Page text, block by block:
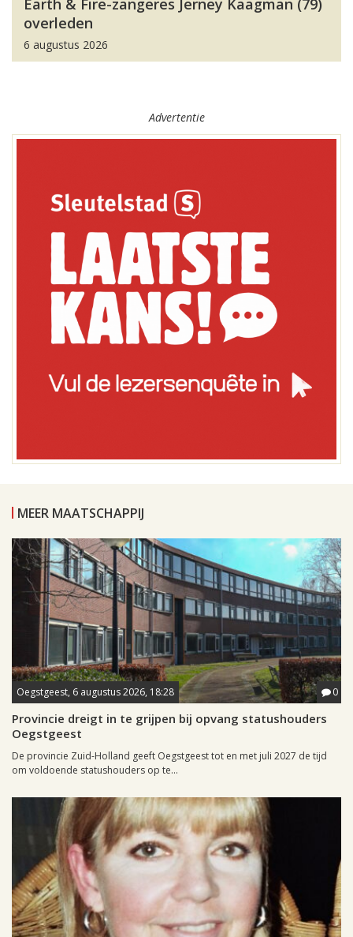
Earth & Fire-zangeres Jerney Kaagman (79)
overleden
6 augustus 2026
Advertentie
MEER MAATSCHAPPIJ
Oegstgeest, 6 augustus 2026, 18:28 0
Provincie dreigt in te grijpen bij opvang statushouders
Oegstgeest
De provincie Zuid-Holland geeft Oegstgeest tot en met juli 2027 de tijd
om voldoende statushouders op te...